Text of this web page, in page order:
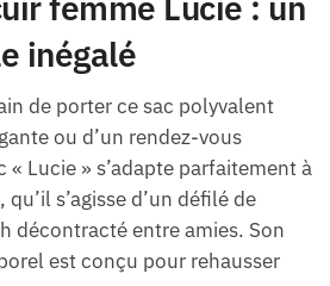
inégalé
de porter ce sac polyvalent
ou d’un rendez-vous
« Lucie » s’adapte parfaitement à
s’agisse d’un défilé de
décontracté entre amies. Son
est conçu pour rehausser